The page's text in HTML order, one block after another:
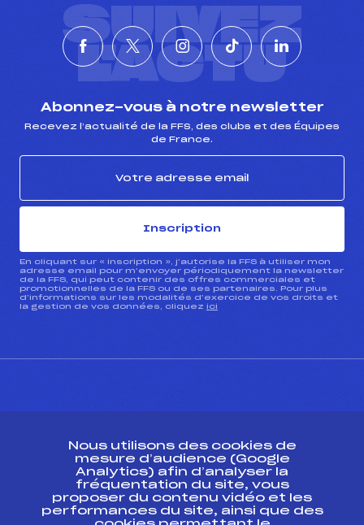
Pénalité appliquée :
SUIVEZ
L'ACTU
Abonnez-vous à notre newsletter
Recevez l’actualité de la FFS, des clubs et des Équipes
de France.
Inscription
En cliquant sur « inscription », j’autorise la FFS à utiliser mon
adresse email pour m’envoyer périodiquement la newsletter
de la FFS, qui peut contenir des offres commerciales et
promotionnelles de la FFS ou de ses partenaires. Pour plus
d’informations sur les modalités d’exercice de vos droits et
la gestion de vos données, cliquez ici
Ressources
Pass’Neige
Nous utilisons des cookies de
mesure d’audience (Google
Analytics) afin d’analyser la
fréquentation du site, vous
proposer du contenu vidéo et les
performances du site, ainsi que des